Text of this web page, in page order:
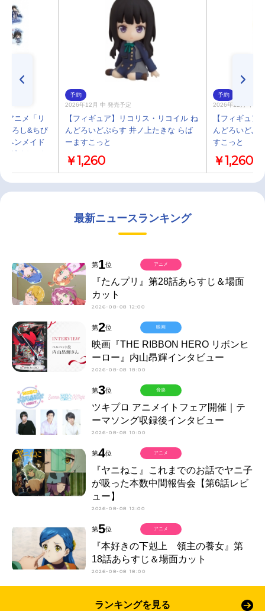
アニメ「リ
下ろし&ちび
ヘンメイド
ダイカット
予約
2026年12月 中 発売予定
【フィギュア】リコリス・リコイル ね
んどろいどぷらす 井ノ上たきな らば
ーますこっと
￥1,260
予約
2026年12月 中 発
【フィギュア
んどろいどぷ
すこっと
￥1,260
最新ニュースランキング
第1位
『たんプリ』第28話あらすじ＆場面
カット
2026-08-08 12:00
アニメ
第2位
映画『THE RIBBON HERO リボンヒ
ーロー』内山昂輝インタビュー
2026-08-08 18:00
映画
第3位
ツキプロ アニメイトフェア開催｜テ
ーマソング収録後インタビュー
2026-08-08 10:00
音楽
第4位
『ヤニねこ』これまでのお話でヤニ子
が吸った本数中間報告会【第6話レビ
ュー】
2026-08-08 12:00
アニメ
第5位
『本好きの下剋上 領主の養女』第
18話あらすじ＆場面カット
2026-08-08 18:00
アニメ
ランキングを見る